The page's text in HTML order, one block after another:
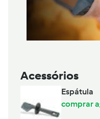
Acessórios
Espátula
comprar